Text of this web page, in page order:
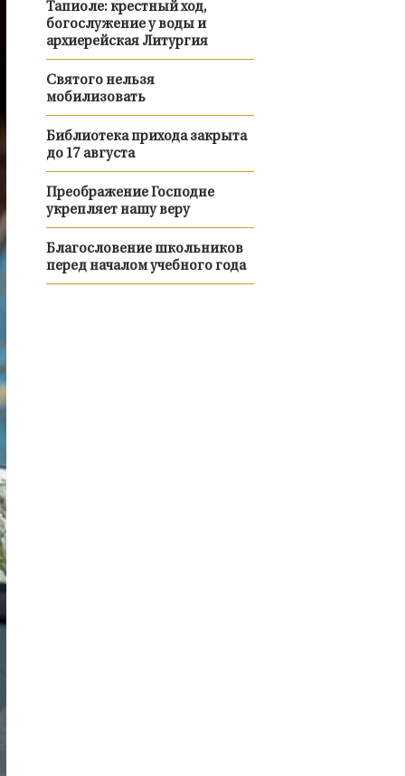
Тапиоле: крестный ход,
богослужение у воды и
архиерейская Литургия
Святого нельзя
мобилизовать
Библиотека прихода закрыта
до 17 августа
Преображение Господне
укрепляет нашу веру
Благословение школьников
перед началом учебного года